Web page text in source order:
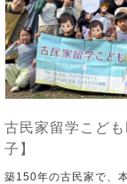
古民家留学こど
子】
築150年の古民家で、